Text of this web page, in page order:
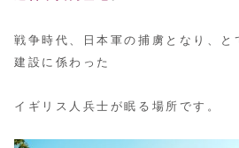
戦争時代、日本軍の捕虜となり、と
建設に係わった
イギリス人兵士が眠る場所です。